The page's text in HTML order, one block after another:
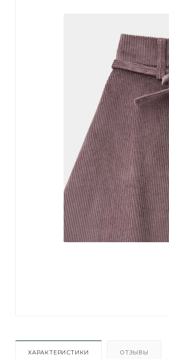
ХАРАКТЕРИСТИКИ ОТЗЫВЫ